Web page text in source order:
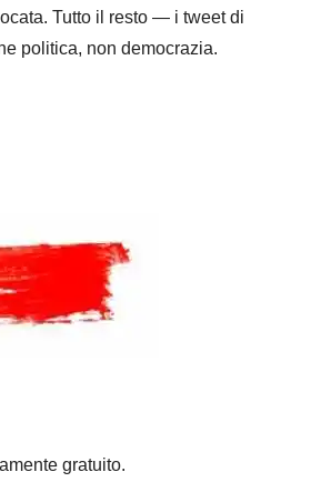
Tutto il resto — i tweet di
politica, non democrazia.
gratuito.